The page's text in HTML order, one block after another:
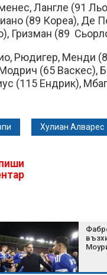
Лангле (91
(89 Кореа), Де
Гризман (89
Рюдигер, Менди
(65 Васкес),
(115 Ендрик),
Хулиан Алварес
от